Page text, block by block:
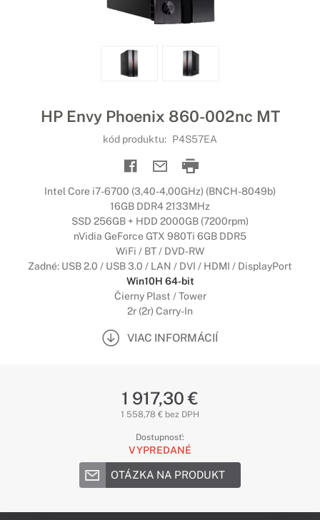
HP Envy Phoenix 860-002nc MT
kód produktu: P4S57EA
Intel Core i7-6700 (3,40-4,00GHz) (BNCH-8049b)
16GB DDR4 2133MHz
SSD 256GB + HDD 2000GB (7200rpm)
nVidia GeForce GTX 980Ti 6GB DDR5
WiFi / BT / DVD-RW
Zadné: USB 2.0 / USB 3.0 / LAN / DVI / HDMI / DisplayPort
Win10H 64-bit
Čierny Plast / Tower
2r (2r) Carry-In
VIAC INFORMÁCIÍ
1 917,30 €
1 558,78 € bez DPH
Dostupnosť:
VYPREDANÉ
OTÁZKA NA PRODUKT